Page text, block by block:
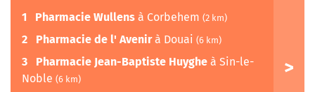
1 Pharmacie Wullens à Corbehem (2 km)
2 Pharmacie de l' Avenirà Douai (6 km)
3 Pharmacie Jean-Baptiste Huyghe à Sin-le-
Noble (6 km)